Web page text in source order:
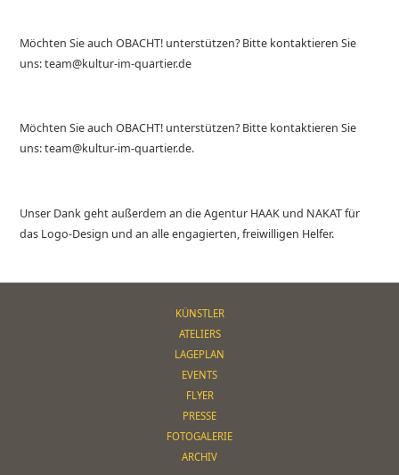
Möchten Sie auch OBACHT! unterstützen? Bitte kontaktieren Sie
uns: team@kultur-im-quartier.de
Möchten Sie auch OBACHT! unterstützen? Bitte kontaktieren Sie
uns: team@kultur-im-quartier.de.
Unser Dank geht außerdem an die Agentur HAAK und NAKAT für
das Logo-Design und an alle engagierten, freiwilligen Helfer.
KÜNSTLER
ATELIERS
LAGEPLAN
EVENTS
FLYER
PRESSE
FOTOGALERIE
ARCHIV